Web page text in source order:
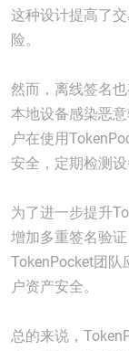
这种设计提高了
险。
然而，离线签名
本地设备感染恶
户在使用
安全，定期检测设
为了进一步提升
增加多重签名验
TokenPocket团队
户资产安全。
总的来说，